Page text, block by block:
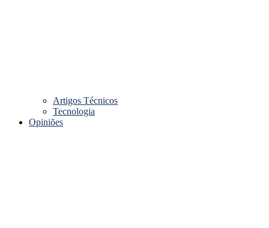
Artigos Técnicos
Tecnologia
Opiniões